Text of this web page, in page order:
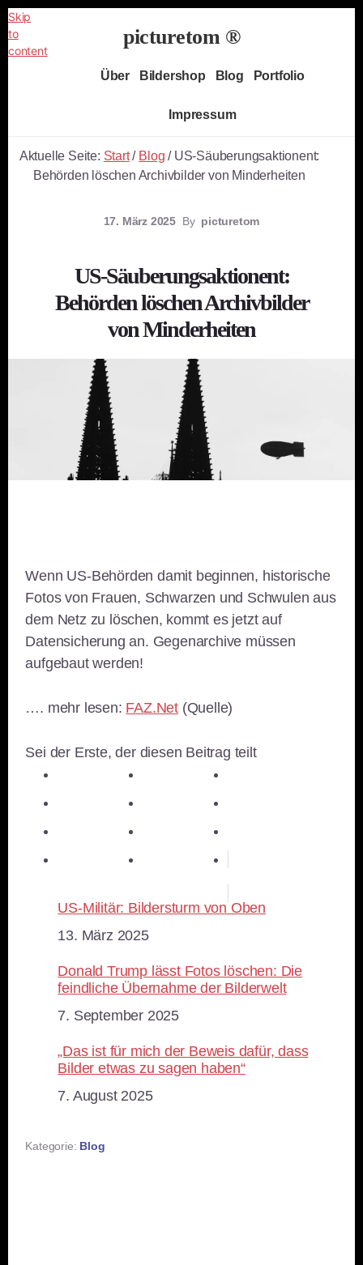
Skip
to
content
picturetom ®
Independent
Über Bildershop Blog Portfolio
Impressum
Aktuelle Seite: Start / Blog /US-Säuberungsaktionent:
Behörden löschen Archivbilder von Minderheiten
17. März 2025 By picturetom
US-Säuberungsaktionent:
Behörden löschen Archivbilder
von Minderheiten
Wenn US-Behörden damit beginnen, historische
Fotos von Frauen, Schwarzen und Schwulen aus
dem Netz zu löschen, kommt es jetzt auf
Datensicherung an. Gegenarchive müssen
aufgebaut werden!
…. mehr lesen: FAZ.Net (Quelle)
Sei der Erste, der diesen Beitrag teilt
US-Militär: Bildersturm von Oben
Datum
13. März 2025
Donald Trump lässt Fotos löschen: Die
feindliche Übernahme der Bilderwelt
Datum
7. September 2025
„Das ist für mich der Beweis dafür, dass
Bilder etwas zu sagen haben“
Datum
7. August 2025
Kategorie: Blog